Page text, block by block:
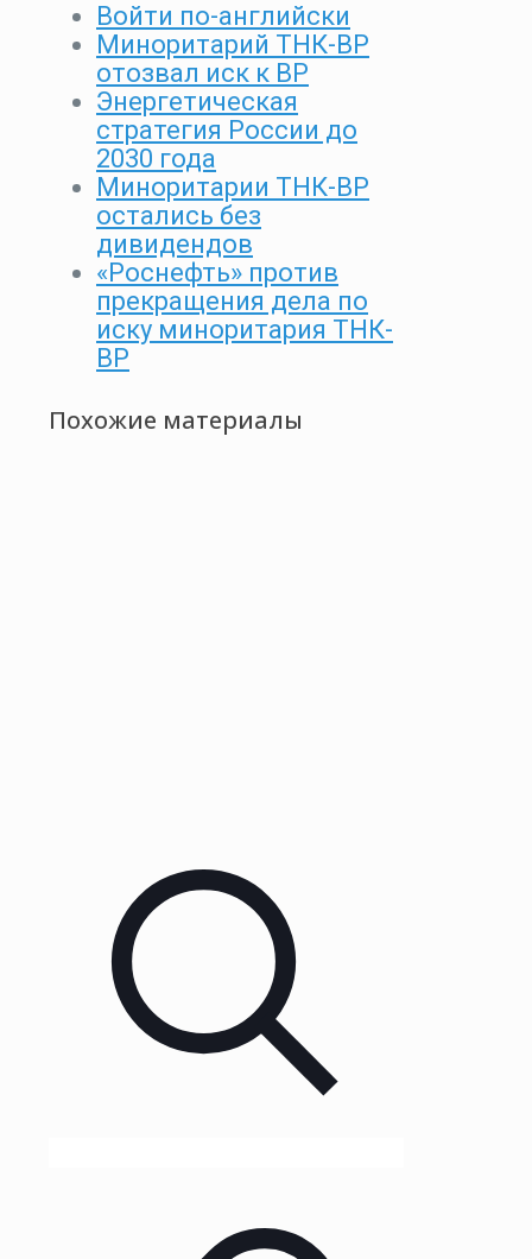
Войти по-английски
Миноритарий ТНК-ВР
отозвал иск к ВР
Энергетическая
стратегия России до
2030 года
Миноритарии ТНК-ВР
остались без
дивидендов
«Роснефть» против
прекращения дела по
иску миноритария ТНК-
ВР
Похожие материалы